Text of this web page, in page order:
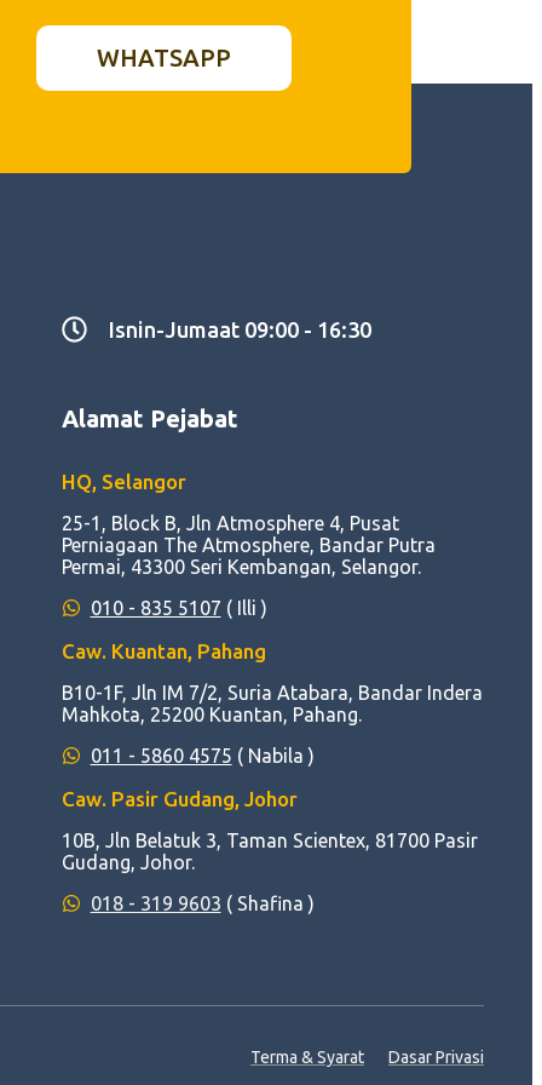
WHATSAPP
Isnin-Jumaat 09:00 - 16:30
Alamat Pejabat
HQ, Selangor
25-1, Block B, Jln Atmosphere 4, Pusat
Perniagaan The Atmosphere, Bandar Putra
Permai, 43300 Seri Kembangan, Selangor.
010 - 835 5107 ( Illi )
Caw. Kuantan, Pahang
B10-1F, Jln IM 7/2, Suria Atabara, Bandar Indera
Mahkota, 25200 Kuantan, Pahang.
011 - 5860 4575 ( Nabila )
Caw. Pasir Gudang, Johor
10B, Jln Belatuk 3, Taman Scientex, 81700 Pasir
Gudang, Johor.
018 - 319 9603 ( Shafina )
Terma & Syarat Dasar Privasi